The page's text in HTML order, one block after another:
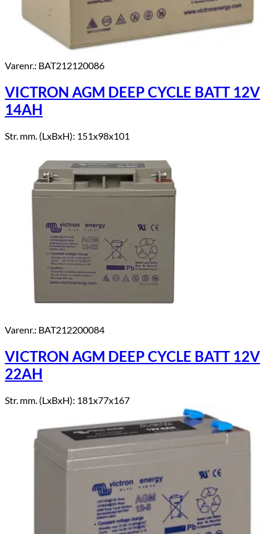
Varenr.: BAT212120086
VICTRON AGM DEEP CYCLE BATT 12V
14AH
Str. mm. (LxBxH): 151x98x101
Varenr.: BAT212200084
VICTRON AGM DEEP CYCLE BATT 12V
22AH
Str. mm. (LxBxH): 181x77x167